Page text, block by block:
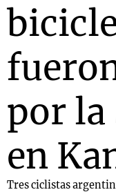
por la
en
Tres ciclistas